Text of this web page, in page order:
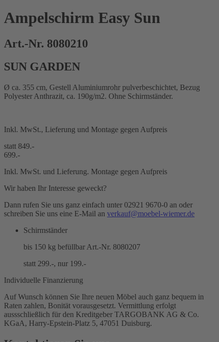
Ampelschirm Easy Sun
Art.-Nr. 8080210
SUN GARDEN
Ø ca. 355 cm, Gestell Aluminiumrohr pulverbeschichtet, Bezug
Polyester Anthrazit, ca. 190g/m2. Ohne Schirmständer.
Inkl. MwSt., Lieferung und Montage gegen Aufpreis
statt 849.-
699.-
Inkl. MwSt. und Lieferung. Montage gegen Aufpreis
Wir haben Ihr Interesse geweckt?
Dann rufen Sie uns ganz einfach unter 02921 9670-0 an oder
schreiben Sie uns eine E-Mail an verkauf@moebel-wiemer.de
Schirmständer
bis 150 kg befüllbar Art.-Nr. 8080207
statt 299.-, nur 199.-
Individuelle Finanzierung
Auf Wunsch können Sie Ihre neuen Möbel auch ganz bequem in
Raten zahlen, Bonität vorausgesetzt. Vermittlung erfolgt
aussschließlich für den Kreditgeber TARGOBANK AG & Co.
KGaA, Harry-Epstein-Platz 5, 47051 Duisburg.